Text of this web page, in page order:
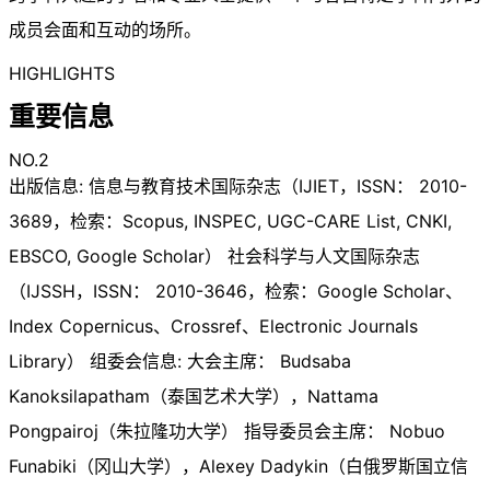
成员会面和互动的场所。
HIGHLIGHTS
重要信息
NO.2
出版信息: 信息与教育技术国际杂志（IJIET，ISSN： 2010-
3689，检索：Scopus, INSPEC, UGC-CARE List, CNKI,
EBSCO, Google Scholar） 社会科学与人文国际杂志
（IJSSH，ISSN： 2010-3646，检索：Google Scholar、
Index Copernicus、Crossref、Electronic Journals
Library） 组委会信息: 大会主席： Budsaba
Kanoksilapatham（泰国艺术大学），Nattama
Pongpairoj（朱拉隆功大学） 指导委员会主席： Nobuo
Funabiki（冈山大学），Alexey Dadykin（白俄罗斯国立信